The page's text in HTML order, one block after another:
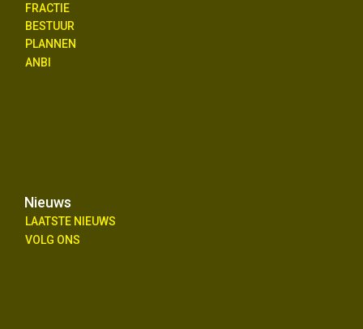
FRACTIE
BESTUUR
PLANNEN
ANBI
Nieuws
LAATSTE NIEUWS
VOLG ONS